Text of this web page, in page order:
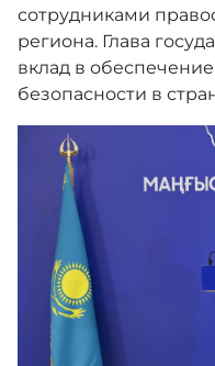
Версия
сотрудниками
региона. Глава
вклад в
безопасности в